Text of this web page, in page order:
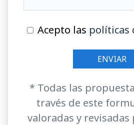
Acepto las políticas
* Todas las
través de este
valoradas y